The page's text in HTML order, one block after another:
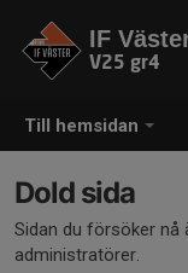
Till hemsidan
IF
V25 gr4
Dold sida
Sidan du försöker nå
administratörer.